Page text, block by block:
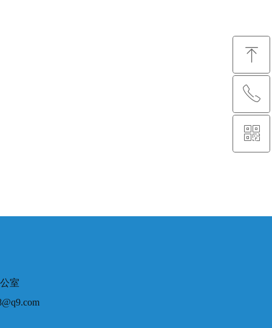
公室
ꁸ
回到顶部
ꂅ
0759-2847879
ꀥ